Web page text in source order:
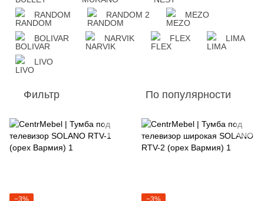
RANDOM RANDOM 2 MEZO
BOLIVAR NARVIK FLEX LIMA
LIVO
Фильтр По популярности
−3%
−3%